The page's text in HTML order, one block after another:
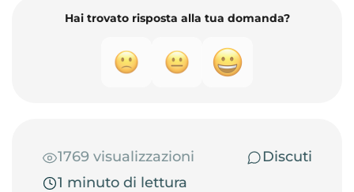
Hai trovato risposta alla tua domanda?
1769 visualizzazioni
Discuti
1 minuto di lettura